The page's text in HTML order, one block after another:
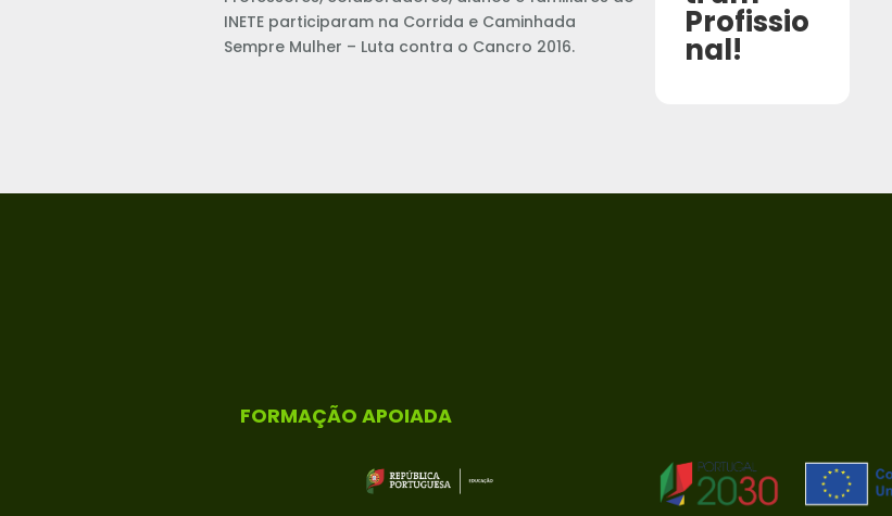
INETE participaram na Corrida e Caminhada
Sempre Mulher – Luta contra o Cancro 2016.
Profissio
nal!
FORMAÇÃO APOIADA